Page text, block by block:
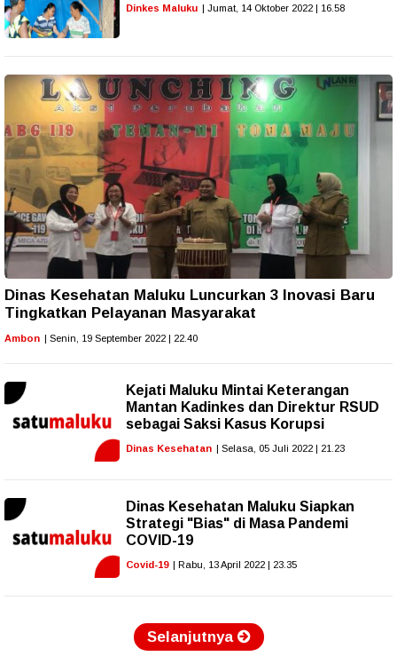
Dinkes Maluku | Jumat, 14 Oktober 2022 | 16.58
Dinas Kesehatan Maluku Luncurkan 3 Inovasi Baru
Tingkatkan Pelayanan Masyarakat
Ambon | Senin, 19 September 2022 | 22.40
Kejati Maluku Mintai Keterangan
Mantan Kadinkes dan Direktur RSUD
sebagai Saksi Kasus Korupsi
Dinas Kesehatan | Selasa, 05 Juli 2022 | 21.23
Dinas Kesehatan Maluku Siapkan
Strategi "Bias" di Masa Pandemi
COVID-19
Covid-19 | Rabu, 13 April 2022 | 23.35
Selanjutnya